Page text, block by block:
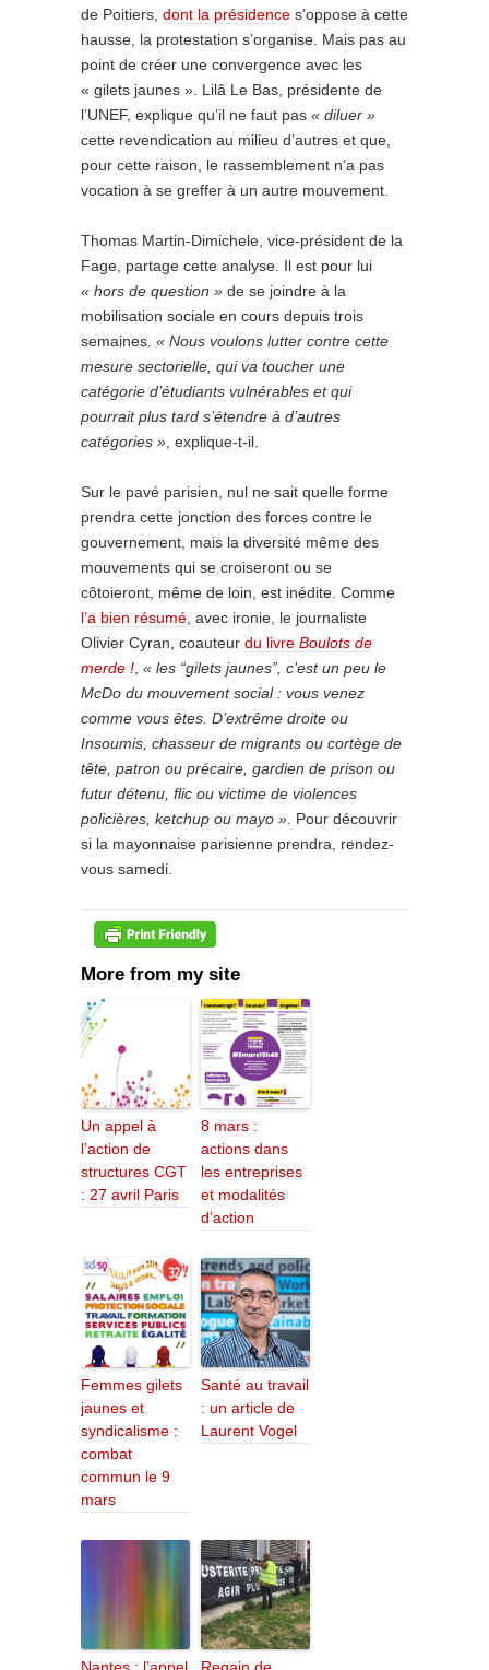
de Poitiers, dont la présidence s’oppose à cette
hausse, la protestation s’organise. Mais pas au
point de créer une convergence avec les
« gilets jaunes ». Lilâ Le Bas, présidente de
l’UNEF, explique qu’il ne faut pas « diluer »
cette revendication au milieu d’autres et que,
pour cette raison, le rassemblement n’a pas
vocation à se greffer à un autre mouvement.
Thomas Martin-Dimichele, vice-président de la
Fage, partage cette analyse. Il est pour lui
« hors de question » de se joindre à la
mobilisation sociale en cours depuis trois
semaines. « Nous voulons lutter contre cette
mesure sectorielle, qui va toucher une
catégorie d’étudiants vulnérables et qui
pourrait plus tard s’étendre à d’autres
catégories », explique-t-il.
Sur le pavé parisien, nul ne sait quelle forme
prendra cette jonction des forces contre le
gouvernement, mais la diversité même des
mouvements qui se croiseront ou se
côtoieront, même de loin, est inédite. Comme
l’a bien résumé, avec ironie, le journaliste
Olivier Cyran, coauteur du livre Boulots de
merde !, « les “gilets jaunes”, c’est un peu le
McDo du mouvement social : vous venez
comme vous êtes. D’extrême droite ou
Insoumis, chasseur de migrants ou cortège de
tête, patron ou précaire, gardien de prison ou
futur détenu, flic ou victime de violences
policières, ketchup ou mayo ». Pour découvrir
si la mayonnaise parisienne prendra, rendez-
vous samedi.
More from my site
Un appel à
l’action de
structures CGT
: 27 avril Paris
8 mars :
actions dans
les entreprises
et modalités
d’action
Femmes gilets
jaunes et
syndicalisme :
combat
commun le 9
mars
Santé au travail
: un article de
Laurent Vogel
Nantes : l’appel Regain de